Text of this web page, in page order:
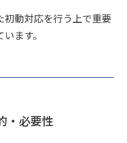
動対応を行う上で重要
ます。
・必要性